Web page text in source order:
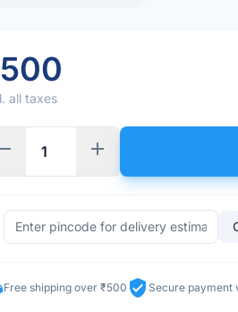
all taxes
add
Free shipping over ₹500 verified_user Secure payment